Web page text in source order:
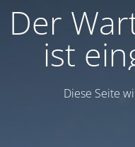
Der
ist
Diese Seite